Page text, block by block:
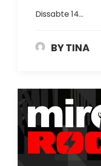
Dissabte 14…
BY TINA